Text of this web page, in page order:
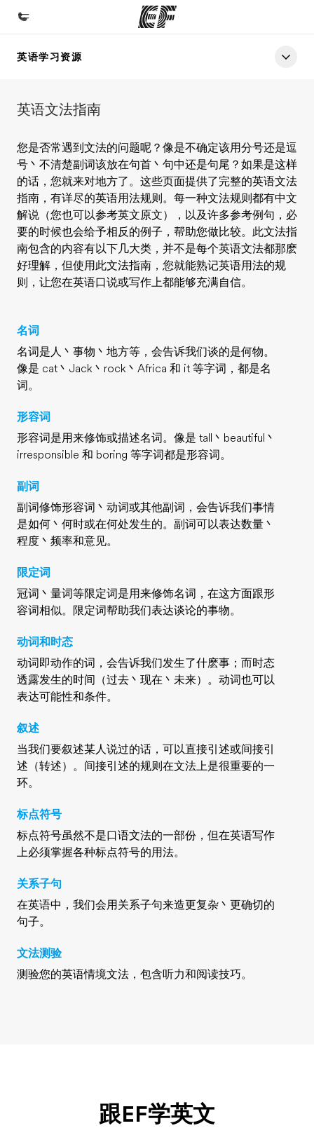
首页
课程
查看所有英孚提供的课程
办公室
查找您附近的办公室
关于我们
企业文化
职业发展
英语学习资源
英语文法指南
您是否常遇到文法的问题呢？像是不确定该用分号还是逗
号丶不清楚副词该放在句首丶句中还是句尾？如果是这样
的话，您就来对地方了。这些页面提供了完整的英语文法
指南，有详尽的英语用法规则。每一种文法规则都有中文
解说（您也可以参考英文原文），以及许多参考例句，必
要的时候也会给予相反的例子，帮助您做比较。此文法指
南包含的内容有以下几大类，并不是每个英语文法都那麽
好理解，但使用此文法指南，您就能熟记英语用法的规
则，让您在英语口说或写作上都能够充满自信。
名词
名词是人丶事物丶地方等，会告诉我们谈的是何物。
像是 cat丶Jack丶rock丶Africa 和 it 等字词，都是名
词。
形容词
形容词是用来修饰或描述名词。像是 tall丶beautiful丶
irresponsible 和 boring 等字词都是形容词。
副词
副词修饰形容词丶动词或其他副词，会告诉我们事情
是如何丶何时或在何处发生的。副词可以表达数量丶
程度丶频率和意见。
限定词
冠词丶量词等限定词是用来修饰名词，在这方面跟形
容词相似。限定词帮助我们表达谈论的事物。
动词和时态
动词即动作的词，会告诉我们发生了什麽事；而时态
透露发生的时间（过去丶现在丶未来）。动词也可以
表达可能性和条件。
叙述
当我们要叙述某人说过的话，可以直接引述或间接引
述（转述）。间接引述的规则在文法上是很重要的一
环。
标点符号
标点符号虽然不是口语文法的一部份，但在英语写作
上必须掌握各种标点符号的用法。
关系子句
在英语中，我们会用关系子句来造更复杂丶更确切的
句子。
文法测验
测验您的英语情境文法，包含听力和阅读技巧。
跟EF学英文